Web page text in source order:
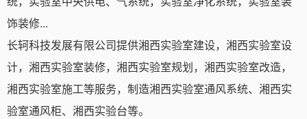
饰装修...
长轲科技发展有限公司提供湘西实验室建设，湘西实验室设
计，湘西实验室装修，湘西实验室规划，湘西实验室改造，
湘西实验室施工等服务，制造湘西实验室通风系统、湘西实
验室通风柜、湘西实验台等。